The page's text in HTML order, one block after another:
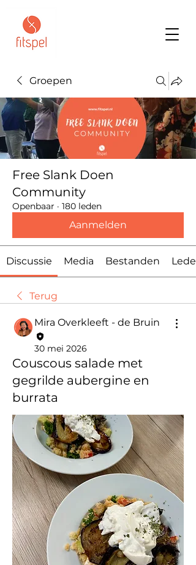
Groepen
Free Slank Doen
Community
Openbaar · 180 leden
Aanmelden
Discussie Media Bestanden
Terug
Mira Overkleeft - de Bruin
30 mei 2026
Couscous salade met
gegrilde aubergine en
burrata